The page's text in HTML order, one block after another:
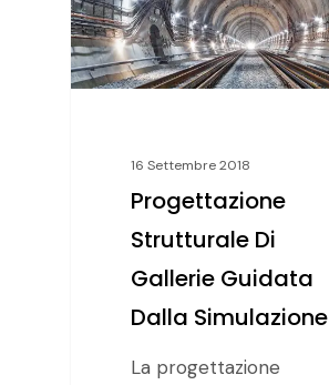
16 Settembre 2018
Progettazione
Strutturale Di
Gallerie Guidata
Dalla Simulazione
La progettazione